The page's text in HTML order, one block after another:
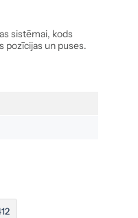
sistēmai, kods
pozīcijas un puses.